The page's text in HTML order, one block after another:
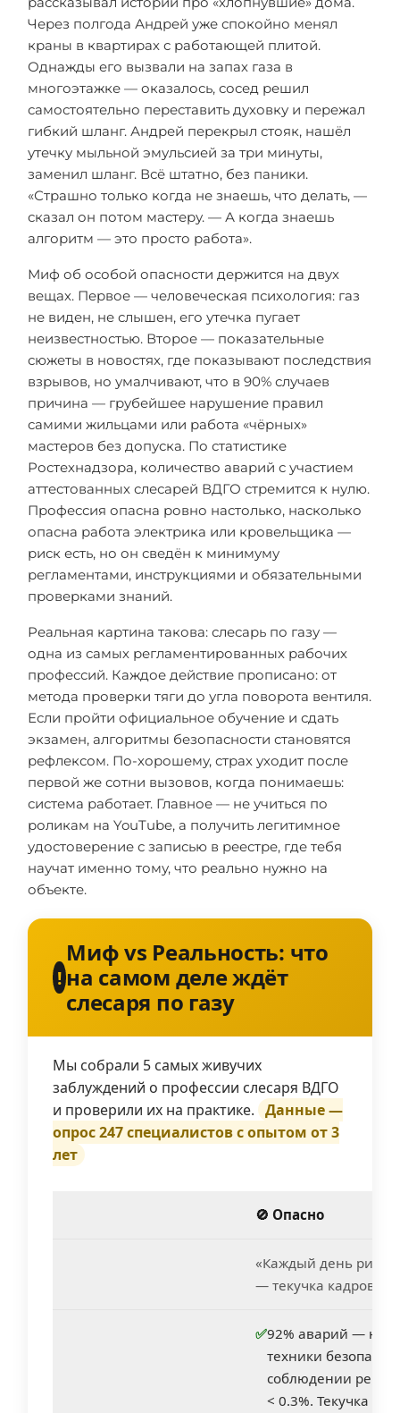
Через полгода Андрей уже спокойно менял
краны в квартирах с работающей плитой.
Однажды его вызвали на запах газа в
многоэтажке — оказалось, сосед решил
самостоятельно переставить духовку и пережал
гибкий шланг. Андрей перекрыл стояк, нашёл
утечку мыльной эмульсией за три минуты,
заменил шланг. Всё штатно, без паники.
«Страшно только когда не знаешь, что делать, —
сказал он потом мастеру. — А когда знаешь
алгоритм — это просто работа».
Миф об особой опасности держится на двух
вещах. Первое — человеческая психология: газ
не виден, не слышен, его утечка пугает
неизвестностью. Второе — показательные
сюжеты в новостях, где показывают последствия
взрывов, но умалчивают, что в 90% случаев
причина — грубейшее нарушение правил
самими жильцами или работа «чёрных»
мастеров без допуска. По статистике
Ростехнадзора, количество аварий с участием
аттестованных слесарей ВДГО стремится к нулю.
Профессия опасна ровно настолько, насколько
опасна работа электрика или кровельщика —
риск есть, но он сведён к минимуму
регламентами, инструкциями и обязательными
проверками знаний.
Реальная картина такова: слесарь по газу —
одна из самых регламентированных рабочих
профессий. Каждое действие прописано: от
метода проверки тяги до угла поворота вентиля.
Если пройти официальное обучение и сдать
экзамен, алгоритмы безопасности становятся
рефлексом. По-хорошему, страх уходит после
первой же сотни вызовов, когда понимаешь:
система работает. Главное — не учиться по
роликам на YouTube, а получить легитимное
удостоверение с записью в реестре, где тебя
научат именно тому, что реально нужно на
объекте.
!
Миф vs Реальность: что
на самом деле ждёт
слесаря по газу
Мы собрали 5 самых живучих
заблуждений о профессии слесаря ВДГО
и проверили их на практике. Данные —
опрос 247 специалистов с опытом от 3
лет
🚫 Опасно
«Каждый день
— текучка кадров
✅92% аварий —
техники
соблюдении
< 0.3%. Текучка —